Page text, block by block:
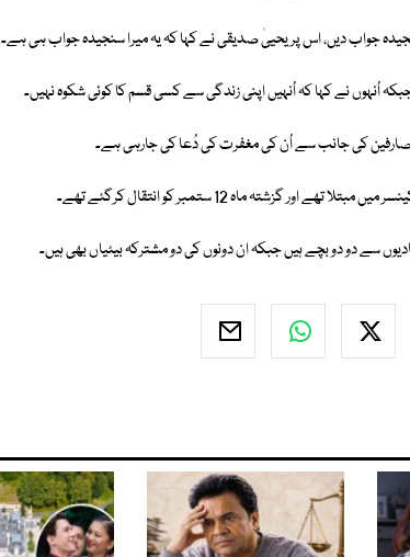
جواب دیں، اس پر یحییٰ صدیقی نے کہا کہ یہ میرا سنجیدہ جواب ہی ہے۔
جبکہ اُنہوں نے کہا کہ اُنہیں اپنی زندگی سے کسی قسم کا کوئی شکوہ نہیں۔
صارفین کی جانب سے اُن کی مغفرت کی دُعا کی جارہی ہے۔
سے دو دو بچے ہیں جبکہ ان دونوں کی دو مشترکہ بیٹیاں بھی ہیں۔